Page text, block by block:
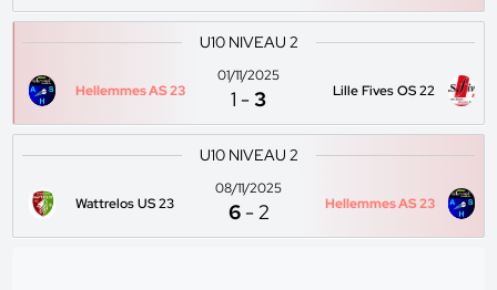
U10 NIVEAU 2
Hellemmes AS 23
01/11/2025
1 -3 Lille Fives OS 22
U10 NIVEAU 2
Wattrelos US 23
08/11/2025
6 -2 Hellemmes AS 23